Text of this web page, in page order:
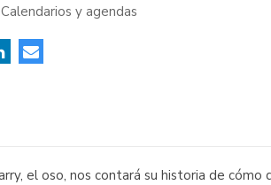
Calendarios y agendas
el oso, nos contará su historia de cómo